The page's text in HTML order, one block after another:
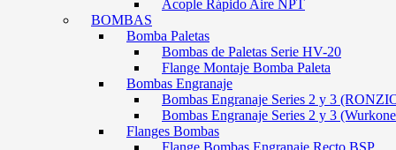
Acople Rápido Aire NPT
BOMBAS
Bomba Paletas
Bombas de Paletas Serie HV-20
Flange Montaje Bomba Paleta
Bombas Engranaje
Bombas Engranaje Series 2 y 3
Bombas Engranaje Series 2 y 3
Flanges Bombas
Flange Bombas Engranaje Recto BSP